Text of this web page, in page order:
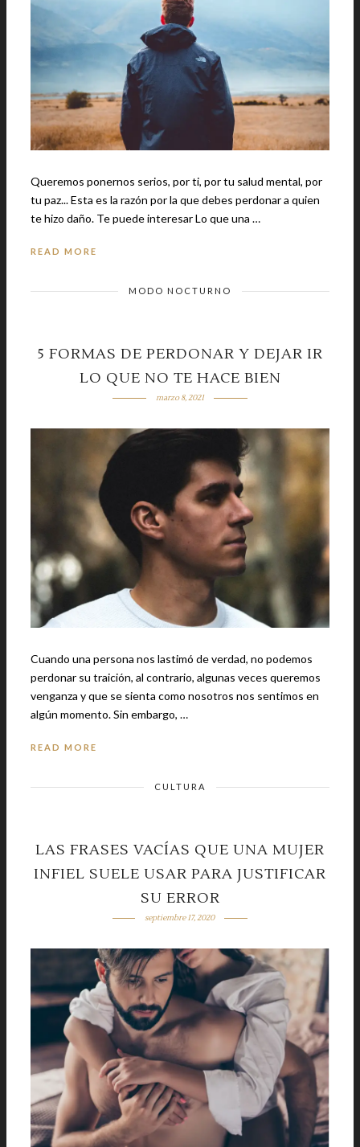
Queremos ponernos serios, por ti, por tu salud mental, por
tu paz... Esta es la razón por la que debes perdonar a quien
te hizo daño. Te puede interesar Lo que una …
READ MORE
MODO NOCTURNO
5 FORMAS DE PERDONAR Y DEJAR IR
LO QUE NO TE HACE BIEN
marzo 8, 2021
Cuando una persona nos lastimó de verdad, no podemos
perdonar su traición, al contrario, algunas veces queremos
venganza y que se sienta como nosotros nos sentimos en
algún momento. Sin embargo, …
READ MORE
CULTURA
LAS FRASES VACÍAS QUE UNA MUJER
INFIEL SUELE USAR PARA JUSTIFICAR
SU ERROR
septiembre 17, 2020